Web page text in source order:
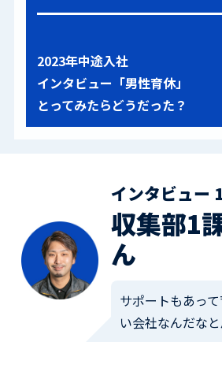
2023年中途入社
インタビュー「男性育休」
とってみたらどうだった？
インタビュー
収集部1
ん
サポートもあっ
い会社なんだなと